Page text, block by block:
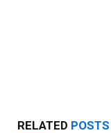
RELATED POSTS